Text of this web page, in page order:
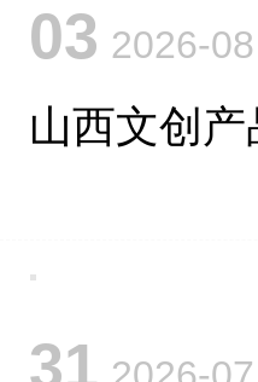
03 2026-08
山西文创
31